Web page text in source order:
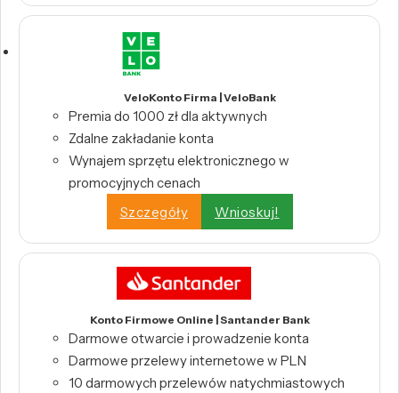
VeloKonto Firma | VeloBank
Premia do 1000 zł dla aktywnych
Zdalne zakładanie konta
Wynajem sprzętu elektronicznego w
promocyjnych cenach
Szczegóły
Wnioskuj!
Konto Firmowe Online | Santander Bank
Darmowe otwarcie i prowadzenie konta
Darmowe przelewy internetowe w PLN
10 darmowych przelewów natychmiastowych